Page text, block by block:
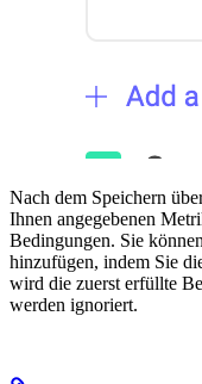
Nach dem Speichern
Ihnen angegebenen
Bedingungen. Sie
hinzufügen, indem Sie
wird die zuerst erfüllte
werden ignoriert.